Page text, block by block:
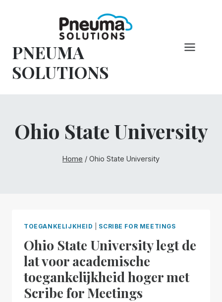
PNEUMA
SOLUTIONS
Ohio State University
Home / Ohio State University
TOEGANKELIJKHEID SCRIBE FOR MEETINGS
Ohio State University legt de
lat voor academische
toegankelijkheid hoger met
Scribe for Meetings